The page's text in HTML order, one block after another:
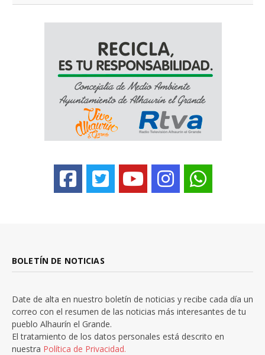
BOLETÍN DE NOTICIAS
Date de alta en nuestro boletín de noticias y recibe cada día un
correo con el resumen de las noticias más interesantes de tu
pueblo Alhaurín el Grande.
El tratamiento de los datos personales está descrito en
nuestra Política de Privacidad.